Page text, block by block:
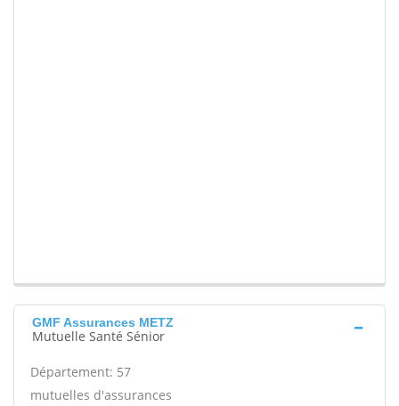
GMF Assurances METZ
Mutuelle Santé Sénior
Département: 57
mutuelles d'assurances